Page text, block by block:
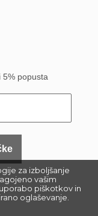
za izboljšanje
vašim
piškotkov in
oglaševanje.
5% popusta